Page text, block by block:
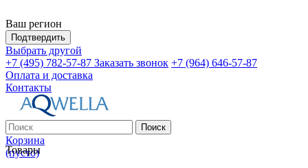
Ваш регион
Подтвердить
Выбрать другой
+7 (495) 782-57-87 Заказать звонок +7 (964) 646-57-87
Оплата и доставка
Контакты
Поиск
Корзина
(пусто)
Товары